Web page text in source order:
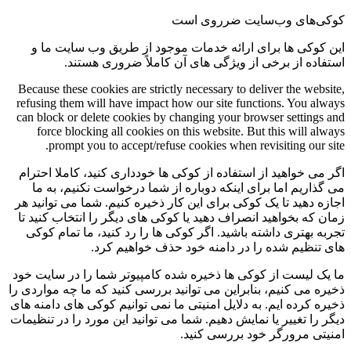
کوکی‌های وب‌سایت ضرروی است
این کوکی ها برای ارائه خدمات موجود از طریق وب سایت ما و
استفاده از برخی از ویژگی های آن کاملاً ضروری هستند.
Because these cookies are strictly necessary to deliver the website,
refusing them will have impact how our site functions. You always
can block or delete cookies by changing your browser settings and
force blocking all cookies on this website. But this will always
prompt you to accept/refuse cookies when revisiting our site.
اگر می خواهید از استفاده از کوکی ها خودداری کنید، کاملا احترام
می گذاریم اما برای اینکه دوباره از شما درخواست نکنیم، به ما
اجازه دهید تا یک کوکی برای این کار ذخیره کنیم. شما می توانید هر
زمان که بخواهید انصراف دهید یا کوکی های دیگر را انتخاب کنید تا
تجربه بهتری داشته باشید. اگر کوکی ها را رد کنید، ما تمام کوکی
های تنظیم شده را در دامنه خود حذف خواهیم کرد.
ما یک لیست از کوکی ها ذخیره شده کامپیوتر شما را در سایت خود
ذخیره می کنیم، بنابراین می توانید بررسی کنید که ما چه مواردی را
ذخیره کرده ایم. به دلایل امنیتی ما نمی توانیم کوکی های دامنه های
دیگر را تغییر یا نمایش دهیم. شما می توانید این مورد را در تنظیمات
امنیتی مرورگر خود بررسی کنید.